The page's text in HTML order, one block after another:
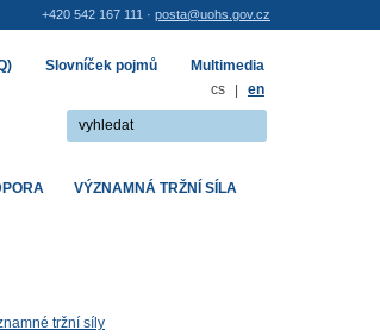
tržní síly
VÝZNAMNÁ TRŽNÍ SÍLA
Slovníček pojmů
Multimedia
cs
| en
+420 542 167 111 · posta@uohs.gov.cz